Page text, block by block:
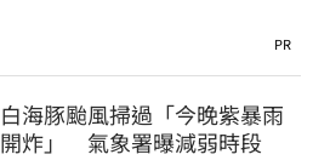
PR
白海豚颱風掃過「今晚紫暴雨
開炸」 氣象署曝減弱時段